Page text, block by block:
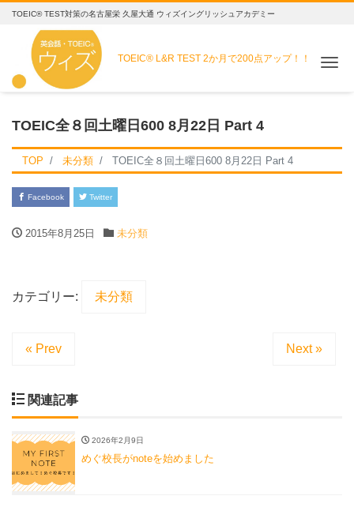
TOEIC® TEST対策の名古屋栄 久屋大通 ウィズイングリッシュアカデミー
TOEIC® L&R TEST2か月で200点アップ！！
TOEIC全８回土曜日600 8月22日 Part 4
TOP 未分類 TOEIC全８回土曜日600 8月22日 Part 4
Facebook Twitter
2015年8月25日 未分類
カテゴリー: 未分類
« Prev Next »
関連記事
2026年2月9日
めぐ校長がnoteを始めました